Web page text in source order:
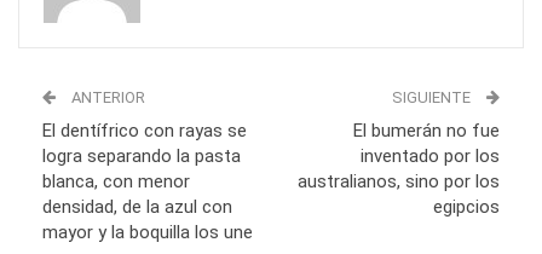
ANTERIOR
El dentífrico con rayas se
logra separando la pasta
blanca, con menor
densidad, de la azul con
mayor y la boquilla los une
SIGUIENTE
El bumerán no fue
inventado por los
australianos, sino por los
egipcios